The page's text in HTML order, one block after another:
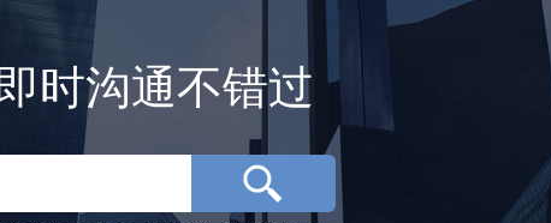
时沟通不错过